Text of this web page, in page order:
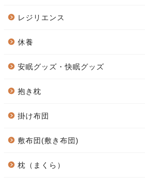
レジリエンス
休養
安眠グッズ・快眠グッズ
抱き枕
掛け布団
敷布団(敷き布団)
枕（まくら）